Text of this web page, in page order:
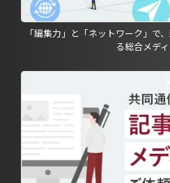
「編集力」と「ネットワーク」で
る総合メデ